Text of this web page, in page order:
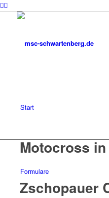
Start
Formulare
Motocross
Zschopauer